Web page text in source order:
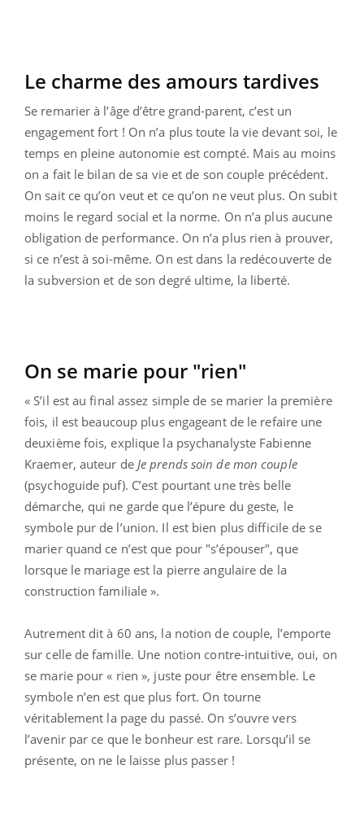
Le charme des amours tardives
Se remarier à l’âge d’être grand-parent, c’est un
engagement fort ! On n’a plus toute la vie devant soi, le
temps en pleine autonomie est compté. Mais au moins
on a fait le bilan de sa vie et de son couple précédent.
On sait ce qu’on veut et ce qu’on ne veut plus. On subit
moins le regard social et la norme. On n’a plus aucune
obligation de performance. On n’a plus rien à prouver,
si ce n’est à soi-même. On est dans la redécouverte de
la subversion et de son degré ultime, la liberté.
On se marie pour "rien"
« S’il est au final assez simple de se marier la première
fois, il est beaucoup plus engageant de le refaire une
deuxième fois, explique la psychanalyste Fabienne
Kraemer, auteur de Je prends soin de mon couple
(psychoguide puf). C’est pourtant une très belle
démarche, qui ne garde que l’épure du geste, le
symbole pur de l’union. Il est bien plus difficile de se
marier quand ce n’est que pour "s’épouser", que
lorsque le mariage est la pierre angulaire de la
construction familiale ».
Autrement dit à 60 ans, la notion de couple, l’emporte
sur celle de famille. Une notion contre-intuitive, oui, on
se marie pour « rien », juste pour être ensemble. Le
symbole n’en est que plus fort. On tourne
véritablement la page du passé. On s’ouvre vers
l’avenir par ce que le bonheur est rare. Lorsqu’il se
présente, on ne le laisse plus passer !